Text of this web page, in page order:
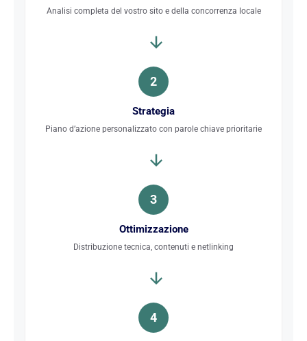
Analisi completa del vostro sito e della concorrenza locale
2
Strategia
Piano d’azione personalizzato con parole chiave prioritarie
3
Ottimizzazione
Distribuzione tecnica, contenuti e netlinking
4